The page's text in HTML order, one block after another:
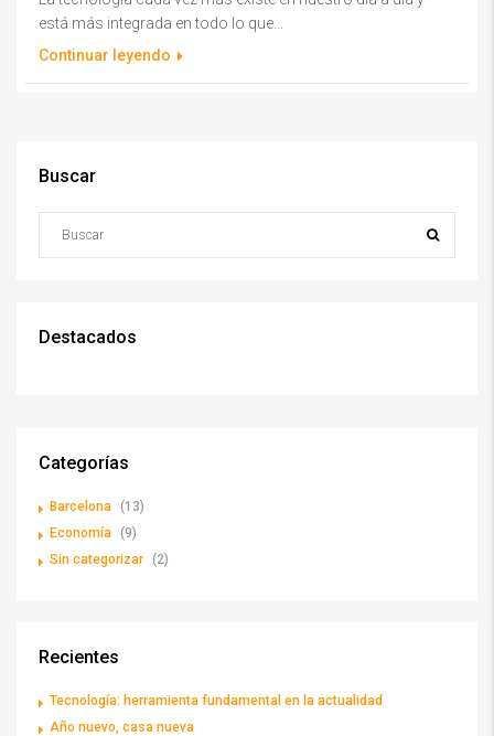
está más integrada en todo lo que...
Continuar leyendo
Buscar
Destacados
Categorías
Barcelona (13)
Economía (9)
Sin categorizar (2)
Recientes
Tecnología: herramienta fundamental en la actualidad
Año nuevo, casa nueva